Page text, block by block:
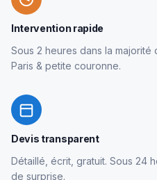
Intervention rapide
Sous 2 heures dans la
Paris & petite couronne.
Devis transparent
Détaillé, écrit, gratuit. Sous 24
de surprise.